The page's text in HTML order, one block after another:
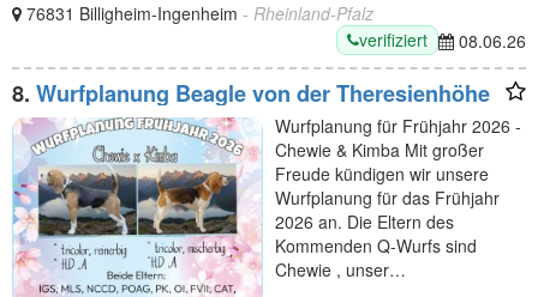
76831 Billigheim-Ingenheim - Rheinland-Pfalz
verifiziert
08.06.26
8. Wurfplanung Beagle von der Theresienhöhe
Wurfplanung für Frühjahr 2026 -
Chewie & Kimba Mit großer
Freude kündigen wir unsere
Wurfplanung für das Frühjahr
2026 an. Die Eltern des
Kommenden Q-Wurfs sind
Chewie , unser…